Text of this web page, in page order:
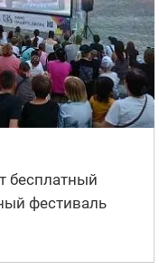
бесплатный
фестиваль